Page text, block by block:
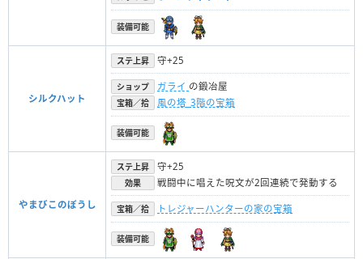
装備可能
シルクハット
ステ上昇 守+25
ショップ ガライ の鍛冶屋
宝箱／拾 風の塔_3階の宝箱
装備可能
やまびこのぼうし
ステ上昇 守+25
効果 戦闘中に唱えた呪文が2回連続で発動する
宝箱／拾 トレジャーハンターの家の宝箱
装備可能